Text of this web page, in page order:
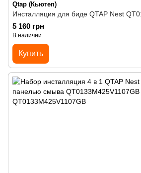
Qtap (Кьютеп)
Инсталляция для биде QTAP Nest
5 160 грн
В наличии
Купить